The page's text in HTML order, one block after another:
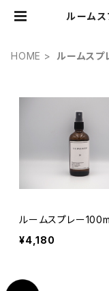
ルーム
HOME ルームスプ
ルームスプレー
¥4,180